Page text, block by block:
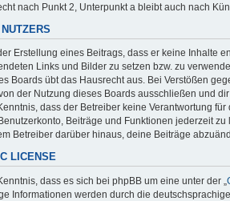
nach Punkt 2, Unterpunkt a bleibt auch nach
Erstellung eines Beitrags, dass er keine Inhalte
Links und Bilder zu setzen bzw. zu
Boards übt das Hausrecht aus. Bei Verstößen
der Nutzung dieses Boards ausschließen und
dass der Betreiber keine Verantwortung
Beiträge und Funktionen jederzeit
Betreiber darüber hinaus, deine Beiträge
LICENSE
dass es sich bei phpBB um eine unter der „
Informationen werden durch die